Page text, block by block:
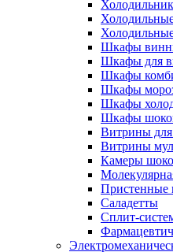
Шкафы
Шкафы для
Шкафы
Шкафы
Шкафы
Шкафы
Витрины для
Витрины
Камеры
Пристенные
Саладетты
Сплит-